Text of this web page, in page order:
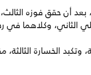
رفع فريق النصر رصيده إلى 10 نقاط،
وكلاهما في رصيده
وتكبد الخسارة